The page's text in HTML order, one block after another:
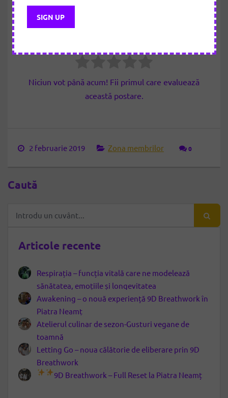
articolul
Niciun vot până acum! Fii primul care evaluează
această postare.
2 februarie 2019 Zona membrilor 0
Caută
Articole recente
Respirația – funcția vitală care ne modelează
sănătatea, emoțiile și longevitatea
Awakening – o nouă experiență 9D Breathwork în
Piatra Neamț
Atelierul culinar de sezon-Gusturi vegane de
toamnă
Letting Go – noua călătorie de eliberare prin 9D
Breathwork
9D Breathwork – Full Reset la Piatra Neamț